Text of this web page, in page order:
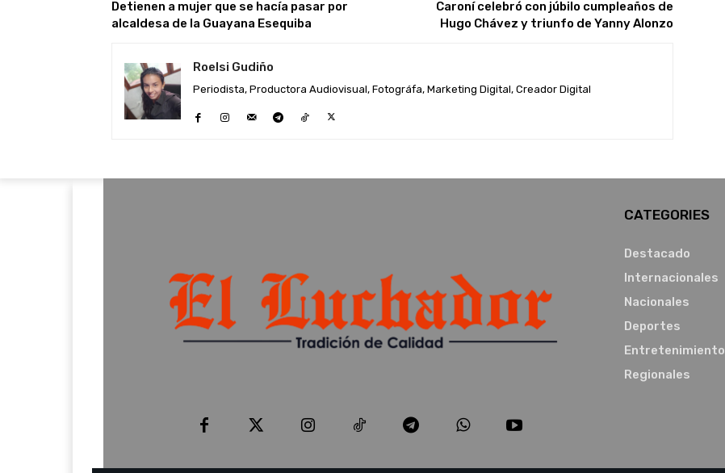
Detienen a mujer que se hacía pasar por
alcaldesa de la Guayana Esequiba
Caroní celebró con júbilo cumpleaños de
Hugo Chávez y triunfo de Yanny Alonzo
Roelsi Gudiño
Periodista, Productora Audiovisual, Fotográfa, Marketing Digital, Creador Digital
CATEGORIES
Destacado
Internacionales
Nacionales
Deportes
Entretenimiento
Regionales